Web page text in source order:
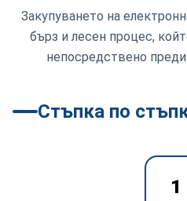
Закупуването на
бърз и лесен процес,
непосредствено
Стъпка по
1